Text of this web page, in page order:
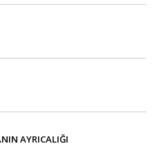
AYRICALIĞI